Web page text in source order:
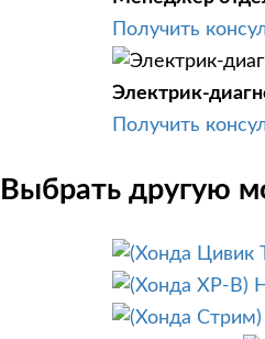
Получить
Электрик-
Получить
Выбрать другую